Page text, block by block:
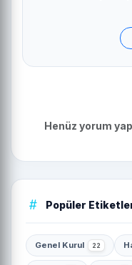
Henüz yorum
Popüler
Genel Kurul 22